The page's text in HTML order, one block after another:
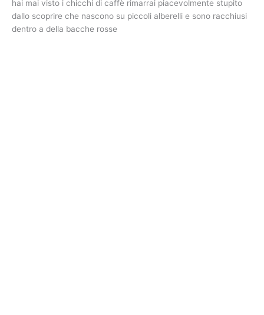
hai mai visto i chicchi di caffè rimarrai piacevolmente stupito
dallo scoprire che nascono su piccoli alberelli e sono racchiusi
dentro a della bacche rosse